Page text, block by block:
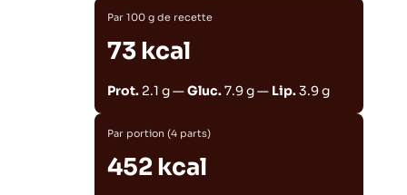
Par 100 g de recette
73 kcal
Prot. 2.1 g —Gluc.7.9 g — Lip.3.9 g
Par portion (4 parts)
452 kcal